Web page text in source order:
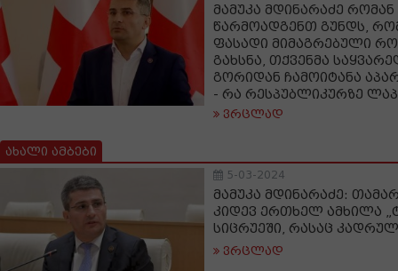
მამუკა მდინარაძე
წარმოადგენთ გუნდს,
ფასადი მიმაგრებული
გახსნა, თქვენმა
გორიდან ჩამოიტანა
- რა რესპუბლიკურზე
ვრცლად
ახალი ამბები
5-03-2024
მამუკა მდინარაძე:
კიდევ ერთხელ ამხილა
სიცრუეში, რასაც
ვრცლად